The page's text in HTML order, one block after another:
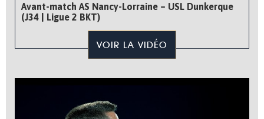
Avant-match AS Nancy-Lorraine – USL Dunkerque
(J34 | Ligue 2 BKT)
VOIR LA VIDÉO